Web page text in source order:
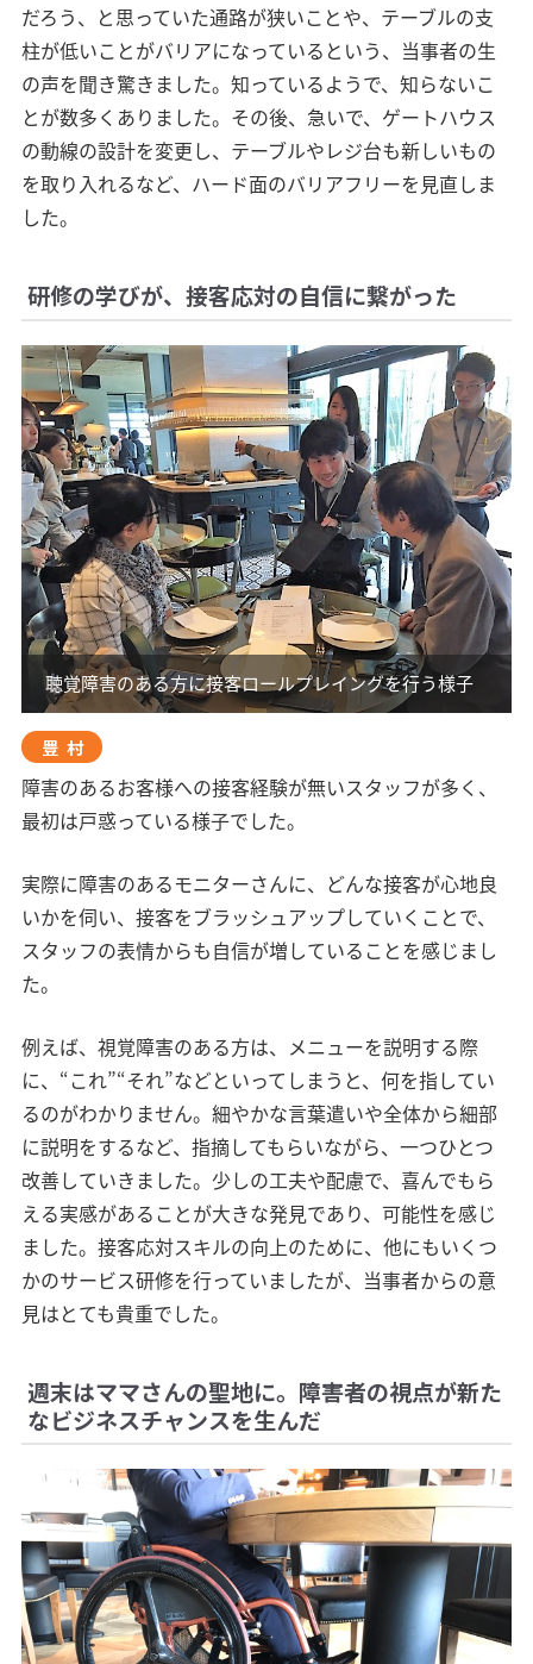
だろう、と思っていた通路が狭いことや、テーブルの支
柱が低いことがバリアになっているという、当事者の生
の声を聞き驚きました。知っているようで、知らないこ
とが数多くありました。その後、急いで、ゲートハウス
の動線の設計を変更し、テーブルやレジ台も新しいもの
を取り入れるなど、ハード面のバリアフリーを見直しま
した。
研修の学びが、接客応対の自信に繋がった
聴覚障害のある方に接客ロールプレイングを行う様子
豊村
障害のあるお客様への接客経験が無いスタッフが多く、
最初は戸惑っている様子でした。
実際に障害のあるモニターさんに、どんな接客が心地良
いかを伺い、接客をブラッシュアップしていくことで、
スタッフの表情からも自信が増していることを感じまし
た。
例えば、視覚障害のある方は、メニューを説明する際
に、“これ”“それ”などといってしまうと、何を指してい
るのがわかりません。細やかな言葉遣いや全体から細部
に説明をするなど、指摘してもらいながら、一つひとつ
改善していきました。少しの工夫や配慮で、喜んでもら
える実感があることが大きな発見であり、可能性を感じ
ました。接客応対スキルの向上のために、他にもいくつ
かのサービス研修を行っていましたが、当事者からの意
見はとても貴重でした。
週末はママさんの聖地に。障害者の視点が新た
なビジネスチャンスを生んだ